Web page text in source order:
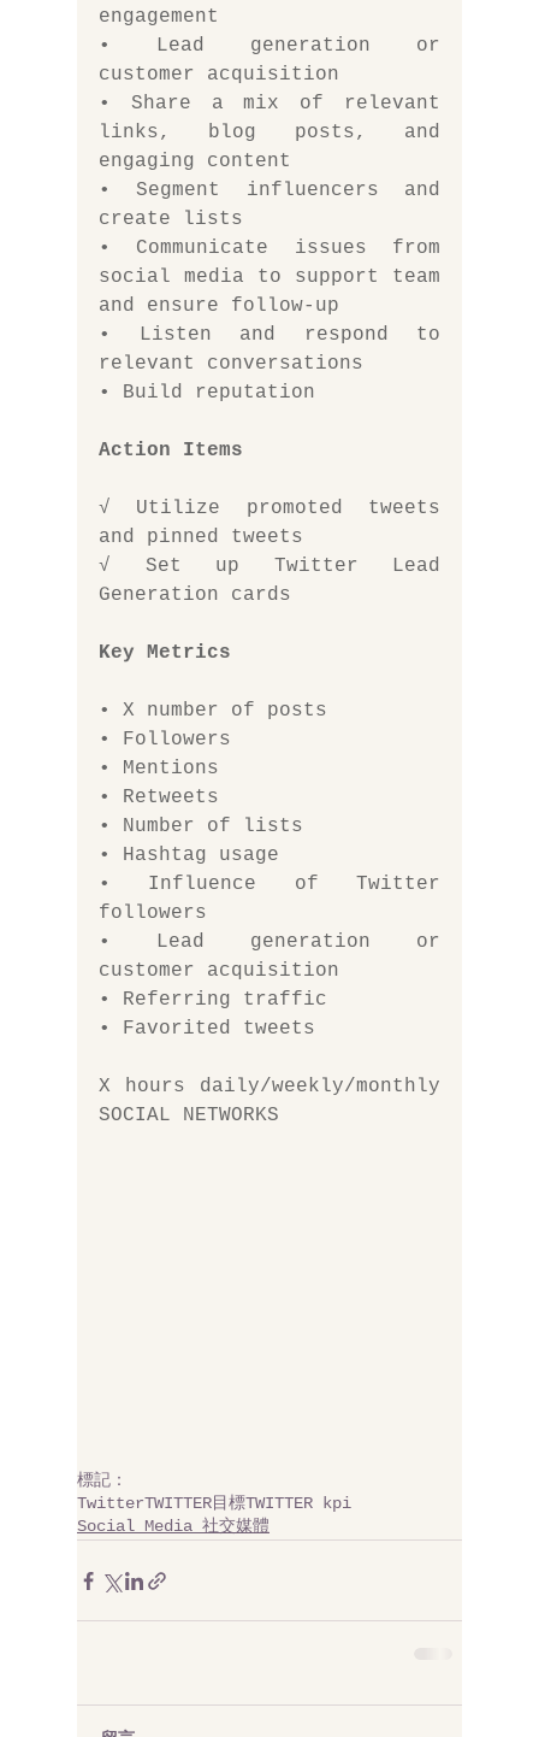
engagement
• Lead generation or
customer acquisition
• Share a mix of relevant
links, blog posts, and
engaging content
• Segment influencers and
create lists
• Communicate issues from
social media to support team
and ensure follow-up
• Listen and respond to
relevant conversations
• Build reputation
Action Items
√ Utilize promoted tweets
and pinned tweets
√ Set up Twitter Lead
Generation cards
Key Metrics
• X number of posts
• Followers
• Mentions
• Retweets
• Number of lists
• Hashtag usage
• Influence of Twitter
followers
• Lead generation or
customer acquisition
• Referring traffic
• Favorited tweets
X hours daily/weekly/monthly
SOCIAL NETWORKS
標記：
TwitterTWITTER目標TWITTER kpi
Social Media 社交媒體